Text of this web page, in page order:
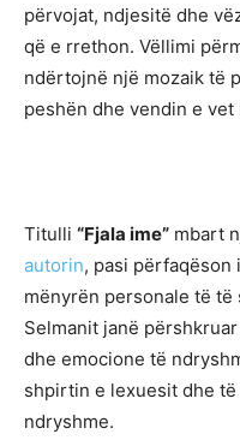
përvojat, ndjesitë dhe
që e rrethon. Vëllimi
ndërtojnë një mozaik të
peshën dhe vendin e
Titulli “Fjala ime” mbart
autorin, pasi
mënyrën personale të
Selmanit janë
dhe emocione të
shpirtin e lexuesit dhe
ndryshme.